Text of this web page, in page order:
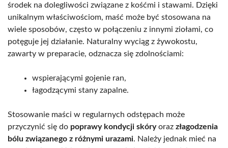
środek na dolegliwości związane z kośćmi i stawami. Dzięki
unikalnym właściwościom, maść może być stosowana na
wiele sposobów, często w połączeniu z innymi ziołami, co
potęguje jej działanie. Naturalny wyciąg z żywokostu,
zawarty w preparacie, odznacza się zdolnościami:
wspierającymi gojenie ran,
łagodzącymi stany zapalne.
Stosowanie maści w regularnych odstępach może
przyczynić się do poprawy kondycji skóryoraz złagodzenia
bólu związanego z różnymi urazami. Należy jednak mieć na